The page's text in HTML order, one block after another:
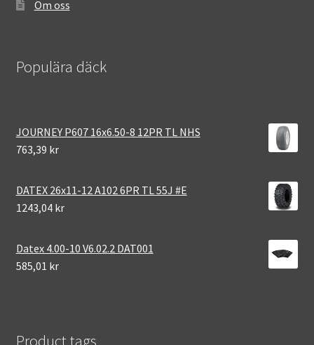
Om oss
Populära däck
JOURNEY P607 16x6.50-8 12PR TL NHS
763,39 kr
DATEX 26x11-12 A102 6PR TL 55J #E
1243,04 kr
Datex 4.00-10 V6.02.2 DAT001
585,01 kr
Product tags